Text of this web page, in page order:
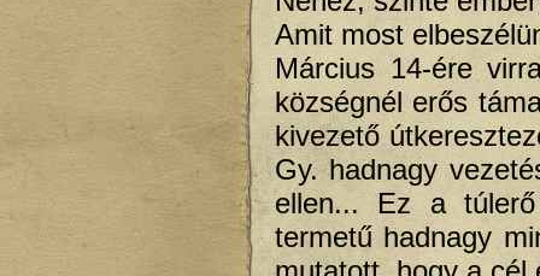
Amit most
Március 14-ére
községnél erős
kivezető
Gy. hadnagy
ellen... Ez a
termetű hadnagy